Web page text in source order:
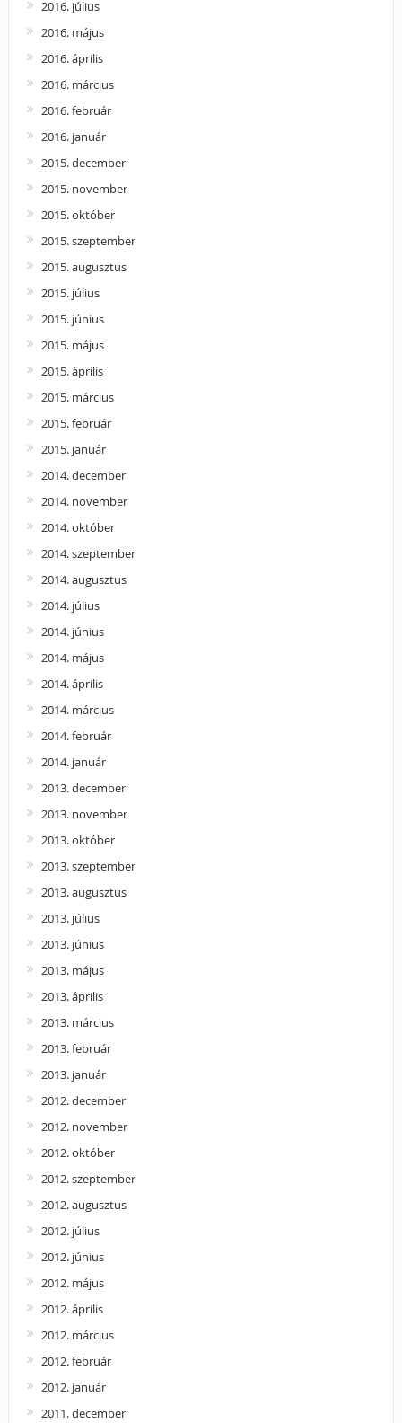
2016. július
2016. május
2016. április
2016. március
2016. február
2016. január
2015. december
2015. november
2015. október
2015. szeptember
2015. augusztus
2015. július
2015. június
2015. május
2015. április
2015. március
2015. február
2015. január
2014. december
2014. november
2014. október
2014. szeptember
2014. augusztus
2014. július
2014. június
2014. május
2014. április
2014. március
2014. február
2014. január
2013. december
2013. november
2013. október
2013. szeptember
2013. augusztus
2013. július
2013. június
2013. május
2013. április
2013. március
2013. február
2013. január
2012. december
2012. november
2012. október
2012. szeptember
2012. augusztus
2012. július
2012. június
2012. május
2012. április
2012. március
2012. február
2012. január
2011. december